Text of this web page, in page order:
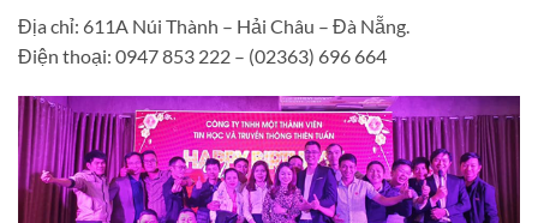
Địa chỉ: 611A Núi Thành – Hải Châu – Đà Nẵng.
Điện thoại: 0947 853 222 – (02363) 696 664